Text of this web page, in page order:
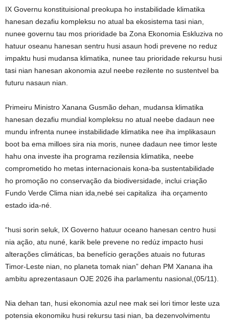
IX Governu konstituisional preokupa ho instabilidade klimatika
hanesan dezafiu kompleksu no atual ba ekosistema tasi nian,
nunee governu tau mos prioridade ba Zona Ekonomia Eskluziva no
hatuur oseanu hanesan sentru husi asaun hodi prevene no reduz
impaktu husi mudansa klimatika, nunee tau prioridade rekursu husi
tasi nian hanesan akonomia azul neebe rezilente no sustentvel ba
futuru nasaun nian.
Primeiru Ministro Xanana Gusmão dehan, mudansa klimatika
hanesan dezafiu mundial kompleksu no atual neebe dadaun nee
mundu infrenta nunee instabilidade klimatika nee iha implikasaun
boot ba ema milloes sira nia moris, nunee dadaun nee timor leste
hahu ona investe iha programa rezilensia klimatika, neebe
comprometido ho metas internacionais kona-ba sustentabilidade
ho promoção no conservação da biodiversidade, inclui criação
Fundo Verde Clima nian ida,nebé sei capitaliza iha orçamento
estado ida-né.
“husi sorin seluk, IX Governo hatuur oceano hanesan centro husi
nia ação, atu nuné, karik bele prevene no redúz impacto husi
alterações climáticas, ba benefício gerações atuais no futuras
Timor-Leste nian, no planeta tomak nian” dehan PM Xanana iha
ambitu aprezentasaun OJE 2026 iha parlamentu nasional,(05/11).
Nia dehan tan, husi ekonomia azul nee mak sei lori timor leste uza
potensia ekonomiku husi rekursu tasi nian, ba dezenvolvimentu